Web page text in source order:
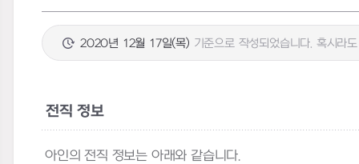
2020년 12월 17일(목) 기준으로 작성되었습니다. 혹시라
전직 정보
아인의 전직 정보는 아래와 같습니다.